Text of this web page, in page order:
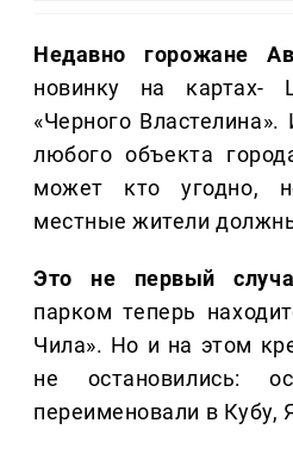
Недавно горожане
новинку на картах-
«Черного
любого объекта
может кто угодно,
местные жители
Это не первый
парком теперь
Чила». Но и на этом
не остановились:
переименовали в Кубу,